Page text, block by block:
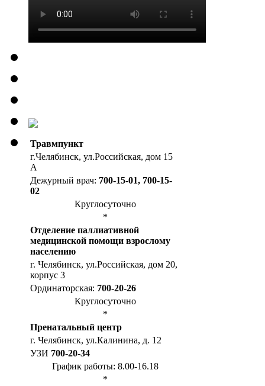
Травмпункт
г.Челябинск, ул.Российская, дом 15
А
Дежурный врач: 700-15-01, 700-15-
02
Круглосуточно
*
Отделение паллиативной
медицинской помощи взрослому
населению
г. Челябинск, ул.Российская, дом 20,
корпус 3
Ординаторская: 700-20-26
Круглосуточно
*
Пренатальный центр
г. Челябинск, ул.Калинина, д. 12
УЗИ 700-20-34
График работы: 8.00-16.18
*